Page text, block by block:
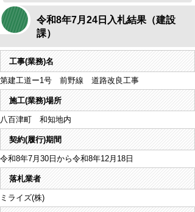
令和8年7月24日入札結果（建設
課）
工事(業務)名
第建工道ー1号 前野線 道路改良工事
施工(業務)場所
八百津町 和知地内
契約(履行)期間
令和8年7月30日から令和8年12月18日
落札業者
ミライズ(株)